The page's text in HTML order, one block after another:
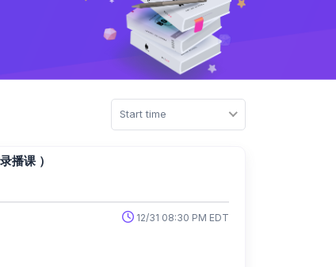
Start time
播课 ）
12/31 08:30 PM EDT